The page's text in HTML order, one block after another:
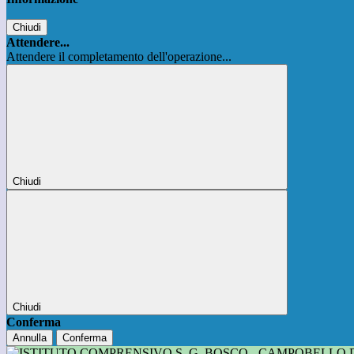
Chiudi
Attendere...
Attendere il completamento dell'operazione...
Chiudi
Chiudi
Conferma
Annulla Conferma